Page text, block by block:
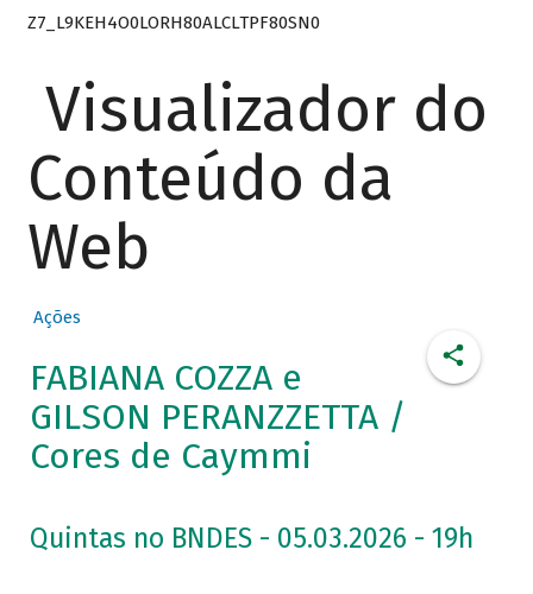
Z7_L9KEH4O0LORH80ALCLTPF80SN0
Visualizador do
Conteúdo da
Web
Ações
FABIANA COZZA e
GILSON PERANZZETTA /
Cores de Caymmi
Quintas no BNDES - 05.03.2026 - 19h